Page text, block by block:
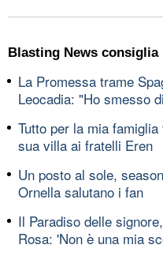
Blasting News consiglia
La Promessa trame
Leocadia: "Ho smesso
Tutto per la mia
sua villa ai fratelli Eren
Un posto al sole,
Ornella salutano i fan
Il Paradiso delle
Rosa: 'Non è una mia